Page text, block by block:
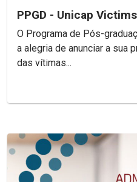
PPGD - Unicap
O Programa de Pós-
a alegria de anunciar a sua
das vítimas...